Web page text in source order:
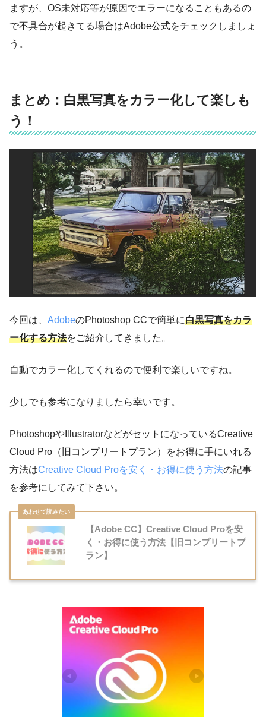
ますが、OS未対応等が原因でエラーになることもあるの
で不具合が起きてる場合はAdobe公式をチェックしましょ
う。
まとめ：白黒写真をカラー化して楽しも
う！
今回は、 AdobeのPhotoshop CCで簡単に白黒写真をカラ
ー化する方法をご紹介してきました。
自動でカラー化してくれるので便利で楽しいですね。
少しでも参考になりましたら幸いです。
PhotoshopやIllustratorなどがセットになっているCreative
Cloud Pro（旧コンプリートプラン）をお得に手にいれる
方法はCreative Cloud Proを安く・お得に使う方法の記事
を参考にしてみて下さい。
【Adobe CC】Creative Cloud Proを安
く・お得に使う方法【旧コンプリートプ
ラン】